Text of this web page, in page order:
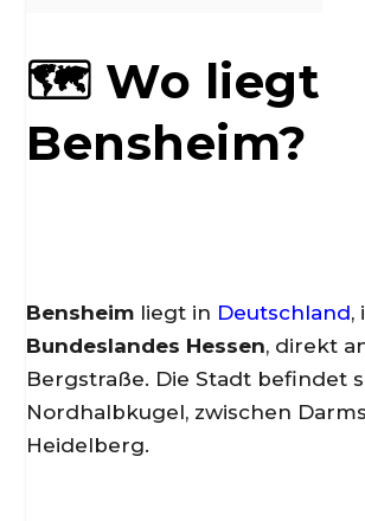
🗺️ Wo liegt
Bensheim?
Bensheim liegt in Deutschland,
Bundeslandes Hessen, direkt
Bergstraße. Die Stadt befindet
Nordhalbkugel, zwischen
Heidelberg.